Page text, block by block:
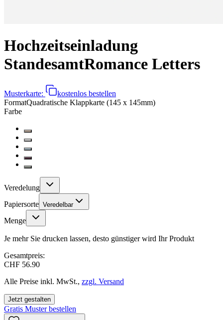
Hochzeitseinladung
StandesamtRomance Letters
Musterkarte:
kostenlos bestellen
FormatQuadratische Klappkarte (145 x 145mm)
Farbe
Veredelung
Papiersorte Veredelbar
Menge
Je mehr Sie drucken lassen, desto günstiger wird Ihr Produkt
Gesamtpreis:
CHF 56.90
Alle Preise inkl. MwSt., zzgl. Versand
Jetzt gestalten
Gratis Muster bestellen